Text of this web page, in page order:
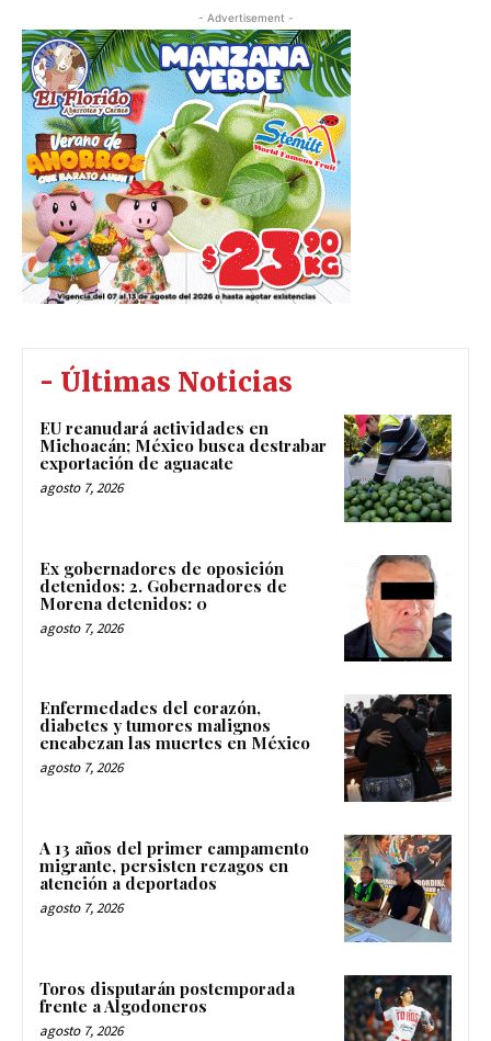
- Advertisement -
- Últimas Noticias
EU reanudará actividades en
Michoacán; México busca destrabar
exportación de aguacate
agosto 7, 2026
Ex gobernadores de oposición
detenidos: 2. Gobernadores de
Morena detenidos: 0
agosto 7, 2026
Enfermedades del corazón,
diabetes y tumores malignos
encabezan las muertes en México
agosto 7, 2026
A 13 años del primer campamento
migrante, persisten rezagos en
atención a deportados
agosto 7, 2026
Toros disputarán postemporada
frente a Algodoneros
agosto 7, 2026